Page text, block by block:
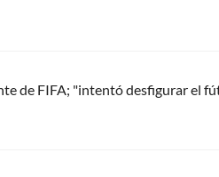
de FIFA; "intentó desfigurar el